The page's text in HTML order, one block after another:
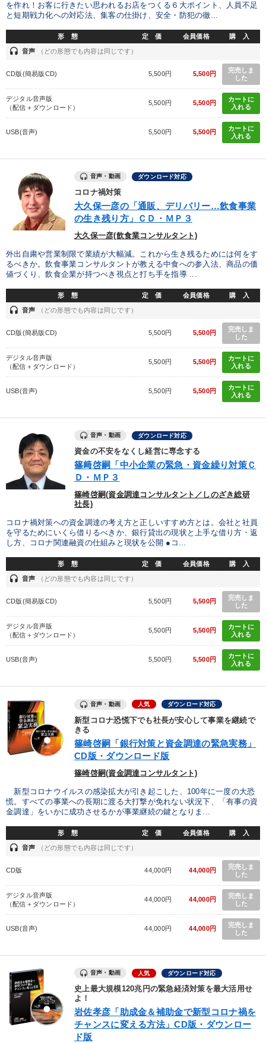
を作れ！お客に行きたい思われるお店をつくる６大ポイント、人員不足
と短期戦力化への対応法、集客の仕掛け、安全・防犯の徹...
形 態 定 価 会員価格 購 入
headset 音声 （どの形態でも内容は同じです）
CD版(簡易版CD) 5,500円 5,500円
完売しま
した
デジタル音声版
（配信＋ダウンロード）
5,500円 5,500円
カートに
入れる
USB(音声) 5,500円 5,500円
カートに
入れる
音声・動画 ダウンロード対応
コロナ禍対策
大久保一彦の「通販、デリバリー…飲食事業
の生き残り方」ＣＤ・ＭＰ３
大久保一彦(飲食業コンサルタント)
外出自粛や営業制限で業績が大幅減。これから生き残るためには何をす
るべきか。飲食事業コンサルタントが教える中食への参入法、商品の価
値づくり、飲食企業が持つべき視点と打ち手を指導 ...
形 態 定 価 会員価格 購 入
headset 音声 （どの形態でも内容は同じです）
CD版(簡易版CD) 5,500円 5,500円
完売しま
した
デジタル音声版
（配信＋ダウンロード）
5,500円 5,500円
カートに
入れる
USB(音声) 5,500円 5,500円
カートに
入れる
音声・動画 ダウンロード対応
資金の不安をなくし経営に専念する
篠﨑啓嗣「中小企業の緊急・資金繰り対策Ｃ
Ｄ・ＭＰ３
篠崎啓嗣(資金調達コンサルタント／しのざき総研
社長)
コロナ禍対策への資金調達の考え方と正しいすすめ方とは。会社と社員
を守るためにいくら借りるべきか、銀行貸出の現状と上手な借り方・返
し方、コロナ関連融資の仕組みと現状を公開 ●コ...
形 態 定 価 会員価格 購 入
headset 音声 （どの形態でも内容は同じです）
CD版(簡易版CD) 5,500円 5,500円
完売しま
した
デジタル音声版
（配信＋ダウンロード）
5,500円 5,500円
カートに
入れる
USB(音声) 5,500円 5,500円
カートに
入れる
音声・動画 人気 ダウンロード対応
新型コロナ恐慌下でも社長が安心して事業を継続で
きる
篠崎啓嗣「銀行対策と資金調達の緊急実務」
CD版・ダウンロード版
篠崎啓嗣(資金調達コンサルタント)
新型コロナウイルスの感染拡大が引き起こした、100年に一度の大恐
慌。すべての事業への長期に渡る大打撃が免れない状況下、「有事の資
金調達」をいかに成功させるかが事業継続の鍵となりま...
形 態 定 価 会員価格 購 入
headset 音声 （どの形態でも内容は同じです）
CD版 44,000円 44,000円
完売しま
した
デジタル音声版
（配信＋ダウンロード）
44,000円 44,000円
完売しま
した
USB(音声) 44,000円 44,000円
完売しま
した
音声・動画 人気 ダウンロード対応
史上最大規模120兆円の緊急経済対策を最大活用せ
よ！
岩佐孝彦「助成金＆補助金で新型コロナ禍を
チャンスに変える方法」CD版・ダウンロー
ド版